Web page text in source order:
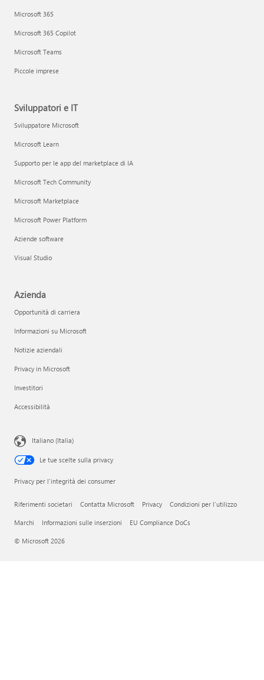
Microsoft 365
Microsoft 365 Copilot
Microsoft Teams
Piccole imprese
Sviluppatori e IT
Sviluppatore Microsoft
Microsoft Learn
Supporto per le app del marketplace di IA
Microsoft Tech Community
Microsoft Marketplace
Microsoft Power Platform
Aziende software
Visual Studio
Azienda
Opportunità di carriera
Informazioni su Microsoft
Notizie aziendali
Privacy in Microsoft
Investitori
Accessibilità
Italiano (Italia)
Le tue scelte sulla privacy
Privacy per l'integrità dei consumer
Riferimenti societari Contatta Microsoft Privacy Condizioni per l'utilizzo
Marchi Informazioni sulle inserzioni EU Compliance DoCs
© Microsoft 2026